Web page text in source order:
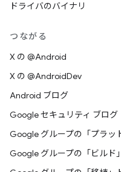
ドライバのバイナリ
つながる
X の @Android
X の @AndroidDev
Android ブログ
Google セキュリティ ブログ
Google グループの「プラッ
Google グループの「ビルド